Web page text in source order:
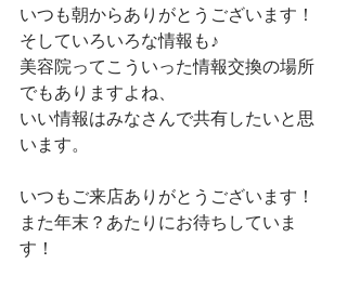
いつも朝からありがとうございます！
そしていろいろな情報も♪
美容院ってこういった情報交換の場所
でもありますよね、
いい情報はみなさんで共有したいと思
います。
いつもご来店ありがとうございます！
また年末？あたりにお待ちしていま
す！